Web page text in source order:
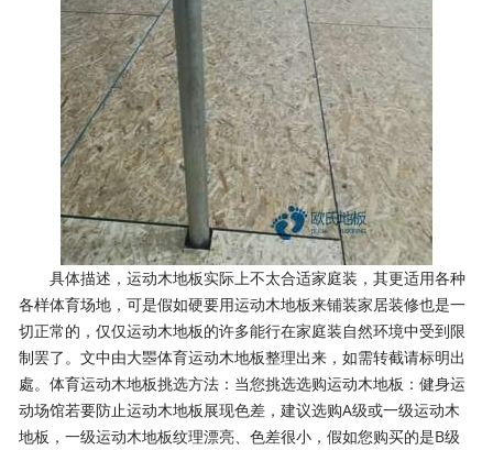
具体描述，运动木地板实际上不太合适家庭装，其更适用各种
各样体育场地，可是假如硬要用运动木地板来铺装家居装修也是一
切正常的，仅仅运动木地板的许多能行在家庭装自然环境中受到限
制罢了。文中由大瞾体育运动木地板整理出来，如需转截请标明出
處。体育运动木地板挑选方法：当您挑选选购运动木地板：健身运
动场馆若要防止运动木地板展现色差，建议选购A级或一级运动木
地板，一级运动木地板纹理漂亮、色差很小，假如您购买的是B级